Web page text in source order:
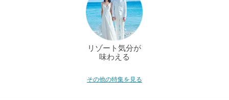
リゾート気分が
味わえる
その他の特集を見る